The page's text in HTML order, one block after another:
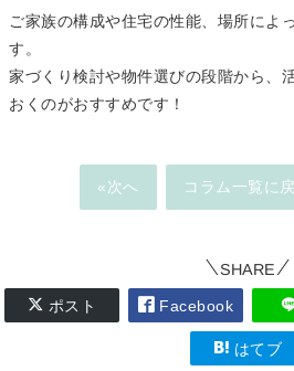
ご家族の構成や住宅の性能、場所によ
す。
家づくり検討や物件選びの段階から、
おくのがおすすめです！
«次へ コラム一覧に
SHARE
ポスト Facebook
はてブ